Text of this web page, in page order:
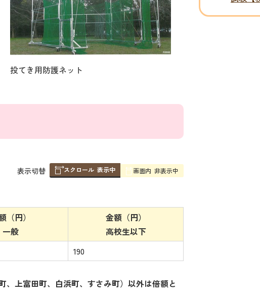
投てき用防護ネット
表
の
表示切替 スクロール 表示中 画面内 非表示中
（円）
一般
金額（円）
高校生以下
190
、上富田町、白浜町、すさみ町）以外は倍額と